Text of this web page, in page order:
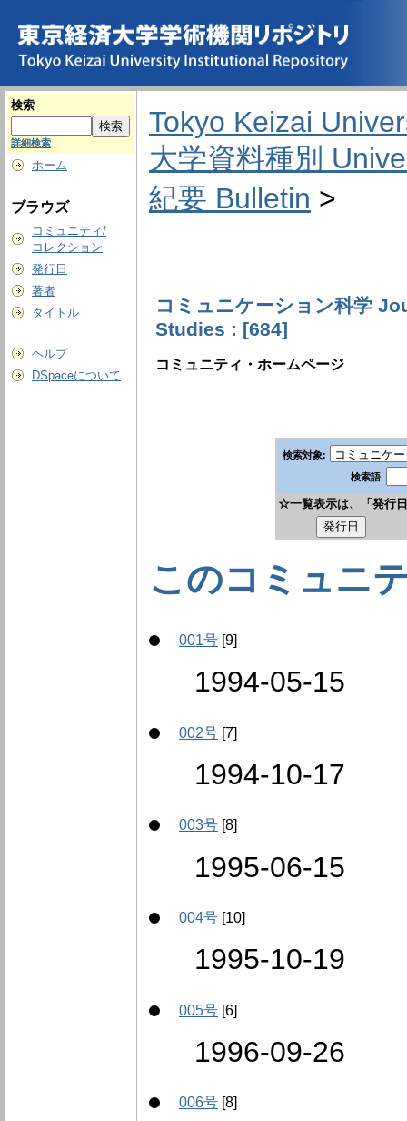
検索
詳細検索
ホーム
ブラウズ
コミュニティ/
コレクション
発行日
著者
タイトル
ヘルプ
DSpaceについて
Tokyo Keizai
大学資料種別
紀要 Bulletin >
コミュニケーション科学
Studies : [684]
コミュニティ・ホームページ
検索対象:
検索語
☆一覧表示は、「発行
このコミュニ
001号 [9]
1994-05-15
002号 [7]
1994-10-17
003号 [8]
1995-06-15
004号 [10]
1995-10-19
005号 [6]
1996-09-26
006号 [8]